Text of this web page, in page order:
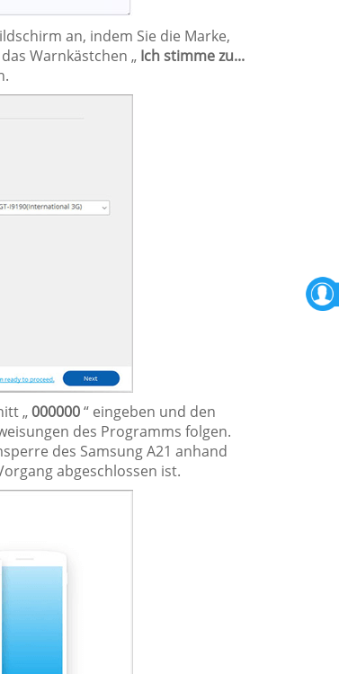
an, indem Sie die Marke,
Warnkästchen „ Ich stimme zu...
„000000“ eingeben und den
des Programms folgen.
des Samsung A21 anhand
abgeschlossen ist.